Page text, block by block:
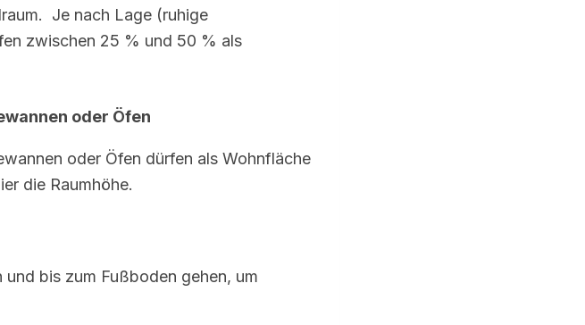
Je nach Lage (ruhige
zwischen 25 % und 50 % als
oder Öfen
oder Öfen dürfen als Wohnfläche
die Raumhöhe.
bis zum Fußboden gehen, um